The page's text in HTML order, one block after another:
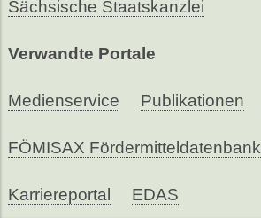
Sächsische Staatskanzlei
Verwandte Portale
Medienservice Publikationen
FÖMISAX Fördermitteldatenbank
Karriereportal EDAS